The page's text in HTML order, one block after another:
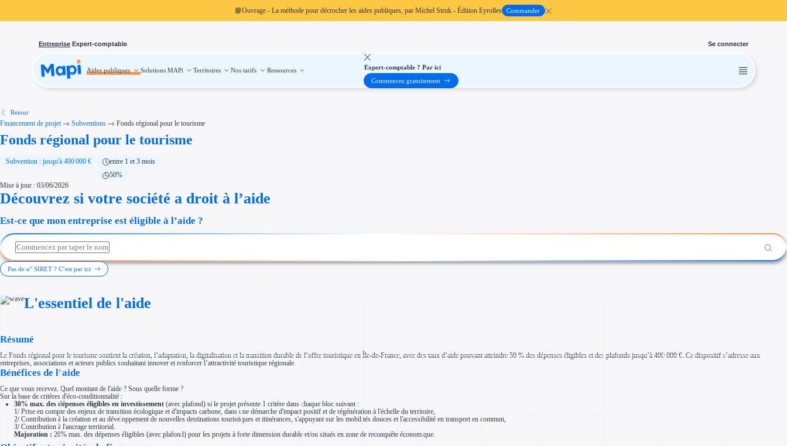
📘Ouvrage - La méthode pour décrocher les aides publiques, par Michel Struk - Édition Eyrolles Commander
Entreprise Expert-comptable Se connecter
Aides publiques Solutions MAPi Territoires Nos tarifs Ressources
Aides publiques
Investissement
Thématiques
Financement innovation
Transition écologique
Développement international
Économies d'énergie et d'eau
Étapes de vie
Cession d'entreprise
Entreprise en difficulté
Type de financements
Aides sans remboursement
Subventions
Investir dans une entreprise
Aides Urssaf
Prêts publics
Par financeur
Aides par organisme financeur
Tous les financeurs
Solutions MAPi
Simulateur d'éligibilité
Trouvez des idées de dépenses éligibles
Quelles aides pour votre secteur ?
Ouvrage
Territoires
Expert-comptable ? Par ici
Commencez gratuitement
Retour
Financement de projet Subventions Fonds régional pour le tourisme
Fonds régional pour le tourisme
Subvention : jusqu'à 400 000 €
entre 1 et 3 mois
50%
Mise à jour : 03/06/2026
Découvrez si votre société a droit à l’aide
Est-ce que mon entreprise est éligible à l’aide ?
Pas de n° SIRET ? C’est par ici
L'essentiel de l'aide
Résumé
Le Fonds régional pour le tourisme soutient la création, l’adaptation, la digitalisation et la transition durable de l’offre touristique en Île-de-France, avec des taux d’aide pouvant atteindre 50 % des dépenses éligibles et des plafonds jusqu’à 400 000 €. Ce dispositif s’adresse aux
entreprises, associations et acteurs publics souhaitant innover et renforcer l’attractivité touristique régionale.
Bénéfices de l’aide
Ce que vous recevez. Quel montant de l'aide ? Sous quelle forme ?
Sur la base de critères d'éco-conditionnalité :
30% max. des dépenses éligibles en investissement(avec plafond) si le projet présente 1 critère dans chaque bloc suivant :
1/ Prise en compte des enjeux de transition écologique et d'impacts carbone, dans une démarche d'impact positif et de régénération à l'échelle du territoire,
2/ Contribution à la création et au développement de nouvelles destinations touristiques et itinérances, s'appuyant sur les mobilités douces et l'accessibilité en transport en commun,
3/ Contribution à l'ancrage territorial.
Majoration :20% max. des dépenses éligibles (avec plafond) pour les projets à forte dimension durable et/ou situés en zone de reconquête économique.